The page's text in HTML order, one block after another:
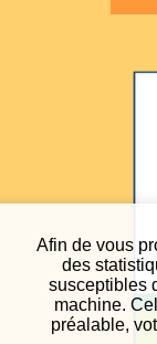
Afin de vous
des
susceptibles
machine.
préalable,